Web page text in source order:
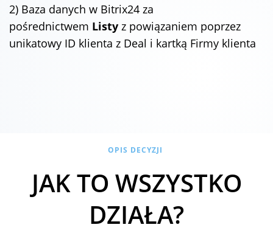
2) Baza danych w Bitrix24 za
pośrednictwem Listy z powiązaniem poprzez
unikatowy ID klienta z Deal i kartką Firmy klienta
OPIS DECYZJI
JAK TO WSZYSTKO
DZIAŁA?